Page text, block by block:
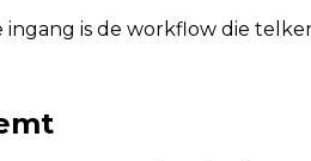
is de workflow die